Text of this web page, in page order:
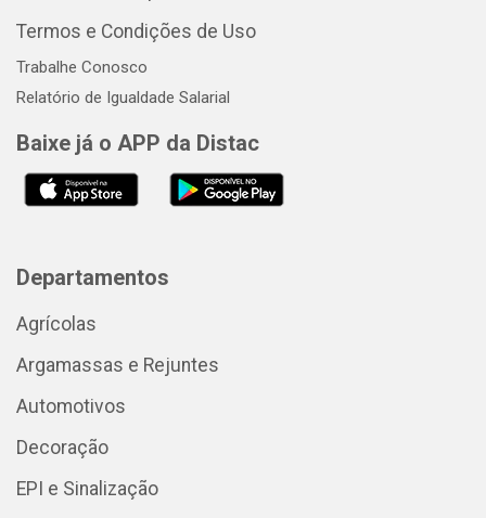
Termos e Condições de Uso
Trabalhe Conosco
Relatório de Igualdade Salarial
Baixe já o APP da Distac
Departamentos
Agrícolas
Argamassas e Rejuntes
Automotivos
Decoração
EPI e Sinalização